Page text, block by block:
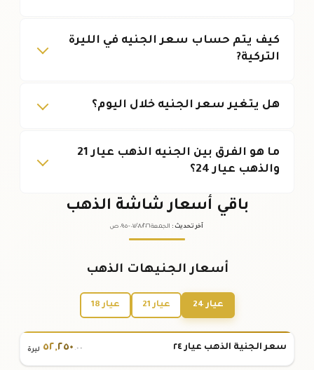
كيف يتم حساب سعر الجنيه في الليرة
التركية?
هل يتغير سعر الجنيه خلال اليوم؟
ما هو الفرق بين الجنيه الذهب عيار 21
والذهب عيار 24؟
باقي أسعار شاشة الذهب
آخر تحديث : الجمعة ٠٧ /٠٨/٢٠٢٦ - ٠٩:٠٥ ص
أسعار الجنيهات الذهب
عيار 24 عيار 21 عيار 18
سعر الجنية الذهب عيار ٢٤ ٥٢,٢٥٠ .٠٠ ليرة